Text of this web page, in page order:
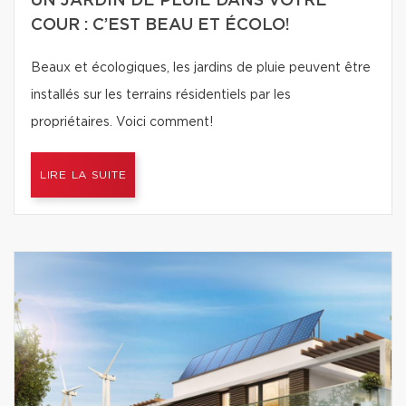
COUR : C’EST BEAU ET ÉCOLO!
Beaux et écologiques, les jardins de pluie peuvent être
installés sur les terrains résidentiels par les
propriétaires. Voici comment!
LIRE LA SUITE